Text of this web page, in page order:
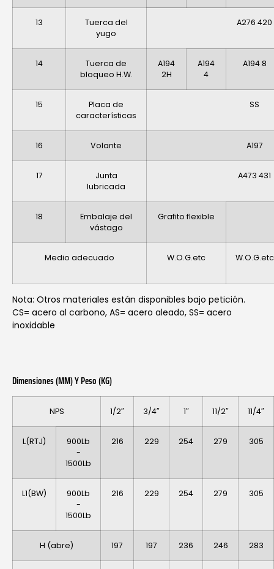
13
Tuerca del
yugo
A276 420
14
Tuerca de
bloqueo H.W.
A194
2H
A194
4
A194 8
15
Placa de
características
SS
16 Volante A197
17
Junta
lubricada
A473 431
18
Embalaje del
vástago
Grafito flexible
Medio adecuado W.O.G.etc W.O.G.etc
Nota: Otros materiales están disponibles bajo petición.
CS= acero al carbono, AS= acero aleado, SS= acero
inoxidable
Dimensiones (MM) Y Peso (KG)
NPS 1/2″ 3/4″ 1″ 11/2″ 11/4″
L(RTJ)
900Lb
-
1500Lb
216 229 254 279 305
L1(BW)
900Lb
-
1500Lb
216 229 254 279 305
H (abre) 197 197 236 246 283